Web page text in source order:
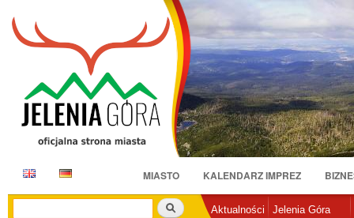
E
D
MIASTO KALENDARZ IMPREZ
Szukaj
Aktualności Jelenia Góra